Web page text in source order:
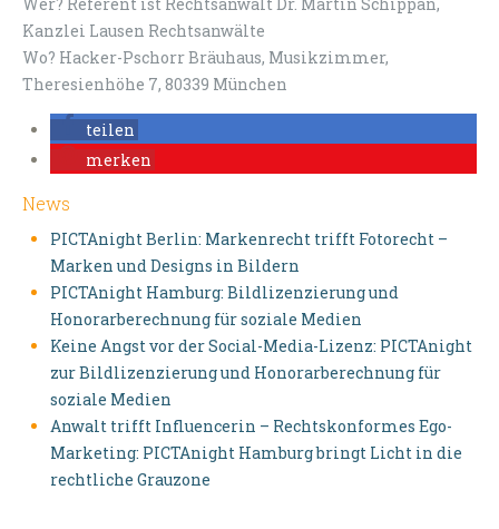
Kanzlei Lausen Rechtsanwälte
Wo? Hacker-Pschorr Bräuhaus, Musikzimmer,
Theresienhöhe 7, 80339 München
teilen
merken
News
PICTAnight Berlin: Markenrecht trifft Fotorecht –
Marken und Designs in Bildern
PICTAnight Hamburg: Bildlizenzierung und
Honorarberechnung für soziale Medien
Keine Angst vor der Social-Media-Lizenz: PICTAnight
zur Bildlizenzierung und Honorarberechnung für
soziale Medien
Anwalt trifft Influencerin – Rechtskonformes Ego-
Marketing: PICTAnight Hamburg bringt Licht in die
rechtliche Grauzone